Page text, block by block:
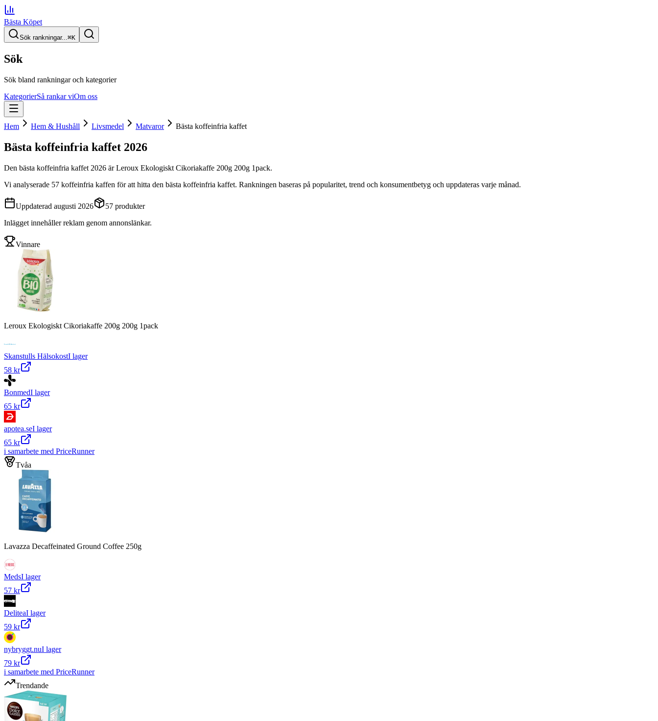
Bästa Köpet
Sök rankningar...⌘K
Sök
Sök bland rankningar och kategorier
KategorierSå rankar viOm oss
Hem Hem & Hushåll Livsmedel Matvaror Bästa koffeinfria kaffet
Bästa koffeinfria kaffet 2026
Den bästa koffeinfria kaffet 2026 ärLeroux Ekologiskt Cikoriakaffe 200g 200g 1pack.
Vi analyserade 57 koffeinfria kaffen för att hitta den bästa koffeinfria kaffet. Rankningen baseras på popularitet, trend och konsumentbetyg och uppdateras varje månad.
Uppdaterad augusti 2026 57 produkter
Inlägget innehåller reklam genom annonslänkar.
Vinnare
Leroux Ekologiskt Cikoriakaffe 200g 200g 1pack
Skanstulls HälsokostI lager
58 kr
BonmedI lager
65 kr
apotea.seI lager
65 kr
i samarbete med PriceRunner
Tvåa
Lavazza Decaffeinated Ground Coffee 250g
MedsI lager
57 kr
DeliteaI lager
59 kr
nybryggt.nuI lager
79 kr
i samarbete med PriceRunner
Trendande